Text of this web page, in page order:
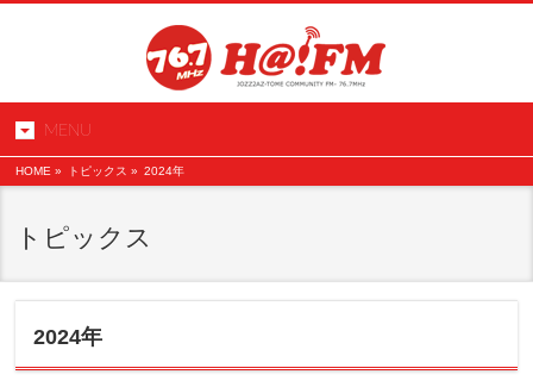
MENU
HOME » トピックス » 2024年
トピックス
2024年